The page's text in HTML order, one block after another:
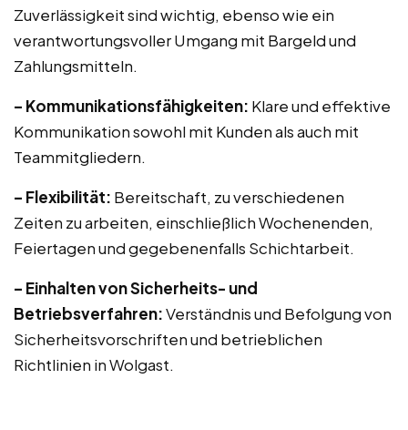
Zuverlässigkeit sind wichtig, ebenso wie ein
verantwortungsvoller Umgang mit Bargeld und
Zahlungsmitteln.
– Kommunikationsfähigkeiten: Klare und effektive
Kommunikation sowohl mit Kunden als auch mit
Teammitgliedern.
– Flexibilität: Bereitschaft, zu verschiedenen
Zeiten zu arbeiten, einschließlich Wochenenden,
Feiertagen und gegebenenfalls Schichtarbeit.
– Einhalten von Sicherheits- und
Betriebsverfahren:Verständnis und Befolgung von
Sicherheitsvorschriften und betrieblichen
Richtlinien in Wolgast.